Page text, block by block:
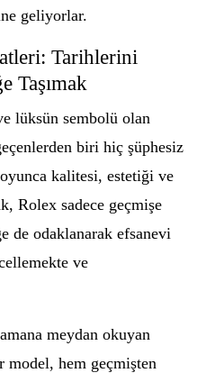
geliyorlar.
Tarihlerini
Taşımak
lüksün sembolü olan
biri hiç şüphesiz
kalitesi, estetiği ve
Rolex sadece geçmişe
de odaklanarak efsanevi
ve
meydan okuyan
model, hem geçmişten